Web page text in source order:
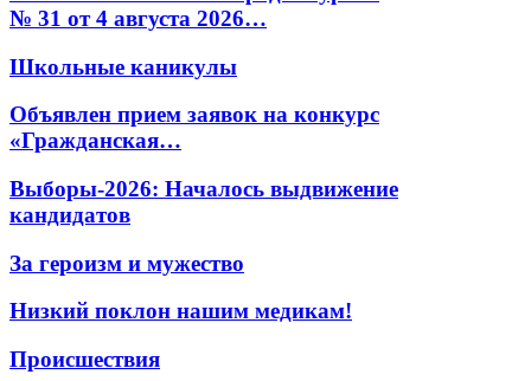
№ 31 от 4 августа 2026…
Школьные каникулы
Объявлен прием заявок на конкурс
«Гражданская…
Выборы-2026: Началось выдвижение
кандидатов
За героизм и мужество
Низкий поклон нашим медикам!
Происшествия